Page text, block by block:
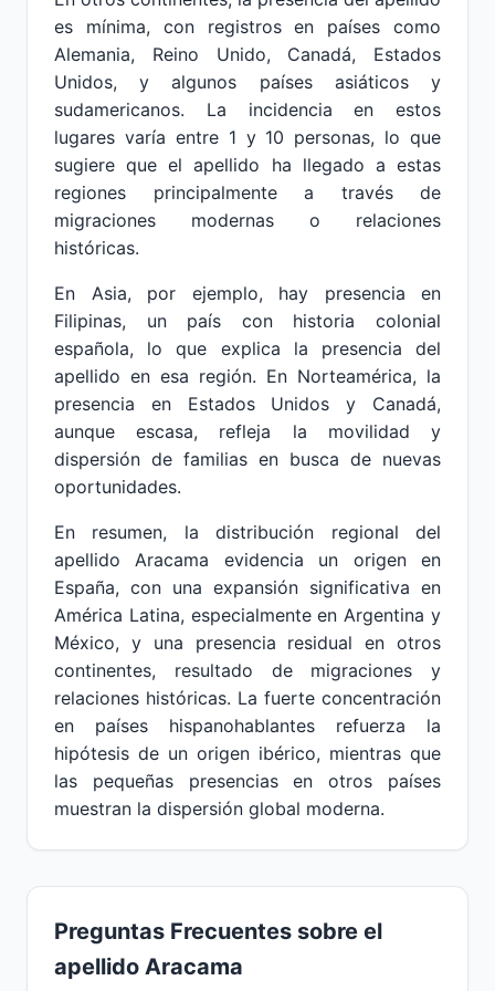
es mínima, con registros en países como
Alemania, Reino Unido, Canadá, Estados
Unidos, y algunos países asiáticos y
sudamericanos. La incidencia en estos
lugares varía entre 1 y 10 personas, lo que
sugiere que el apellido ha llegado a estas
regiones principalmente a través de
migraciones modernas o relaciones
históricas.
En Asia, por ejemplo, hay presencia en
Filipinas, un país con historia colonial
española, lo que explica la presencia del
apellido en esa región. En Norteamérica, la
presencia en Estados Unidos y Canadá,
aunque escasa, refleja la movilidad y
dispersión de familias en busca de nuevas
oportunidades.
En resumen, la distribución regional del
apellido Aracama evidencia un origen en
España, con una expansión significativa en
América Latina, especialmente en Argentina y
México, y una presencia residual en otros
continentes, resultado de migraciones y
relaciones históricas. La fuerte concentración
en países hispanohablantes refuerza la
hipótesis de un origen ibérico, mientras que
las pequeñas presencias en otros países
muestran la dispersión global moderna.
Preguntas Frecuentes sobre el
apellido Aracama